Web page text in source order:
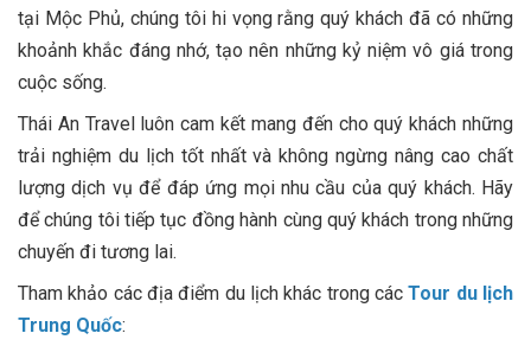
tại Mộc Phủ, chúng tôi hi vọng rằng quý khách đã có những
khoảnh khắc đáng nhớ, tạo nên những kỷ niệm vô giá trong
cuộc sống.
Thái An Travel luôn cam kết mang đến cho quý khách những
trải nghiệm du lịch tốt nhất và không ngừng nâng cao chất
lượng dịch vụ để đáp ứng mọi nhu cầu của quý khách. Hãy
để chúng tôi tiếp tục đồng hành cùng quý khách trong những
chuyến đi tương lai.
Tham khảo các địa điểm du lịch khác trong các Tour du lịch
Trung Quốc: